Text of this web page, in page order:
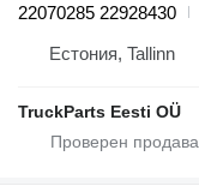
22070285 22928430
Естония, Tallinn
TruckParts Eesti OÜ